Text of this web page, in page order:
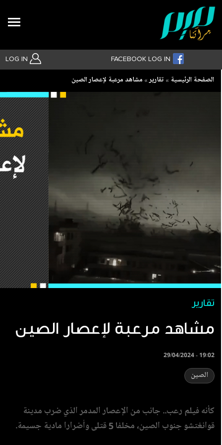
LOG IN FACEBOOK LOG IN
بحث متقدم
Breadcrumb
الصفحة الرئيسية تقارير مشاهد مرعبة لإعصار الصين
تقارير
مشاهد مرعبة لإعصار الصين
29/04/2024 - 19:02
الصين
كأنه فيلم رعب.. جانب من الإعصار المدمر الذي ضرب مدينة
قوانغتشو جنوب ⁧الصين‬⁩، مخلفا 5 قتلى وأضرارا مادية جسيمة.